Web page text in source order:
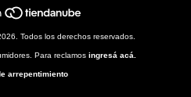
Todos los derechos reservados.
Para reclamos ingresá acá.
arrepentimiento